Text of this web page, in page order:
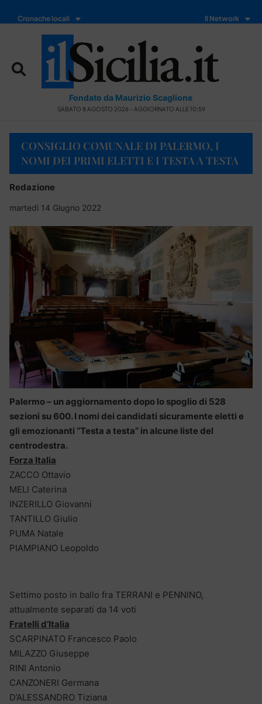
Cronache locali Il Network
Fondato da Maurizio Scaglione
SABATO 8 AGOSTO 2026 - AGGIORNATO ALLE 10:59
CONSIGLIO COMUNALE DI PALERMO, I
NOMI DEI PRIMI ELETTI E I TESTA A TESTA
Redazione
martedì 14 Giugno 2022
Palermo – un aggiornamento dopo lo spoglio di 528
sezioni su 600. I nomi dei candidati sicuramente eletti e
gli emozionanti “Testa a testa” in alcune liste del
centrodestra.
Forza Italia
ZACCO Ottavio
MELI Caterina
INZERILLO Giovanni
TANTILLO Giulio
PUMA Natale
PIAMPIANO Leopoldo
Settimo posto in ballo fra TERRANI e PENNINO,
attualmente separati da 14 voti
Fratelli d’Italia
SCARPINATO Francesco Paolo
MILAZZO Giuseppe
RINI Antonio
CANZONERI Germana
D’ALESSANDRO Tiziana